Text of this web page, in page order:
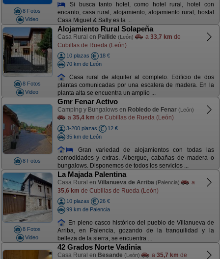
8 Fotos
Video
Si busca tanto hotel, como hotel rural, hotel con
encanto, casa rural, alojamiento, alojamiento rural, hostal
Casa Miguel & Sally es la ...
8 Fotos
Video
Alojamiento Rural Solapeña
Casa Rural en Pallide (León) a 33,7 km de
Cubillas de Rueda (León)
10 plazas
18 €
70 km de León
Casa rural de alquiler al completo. Edificio de dos
plantas comunicadas por una escalera de madera. En la
planta alta se encuentra un amplio ...
8 Fotos
Gmr Fenar Activo
Camping y Bungalows en Robledo de Fenar (León)
a 35,4 km de Cubillas de Rueda (León)
3-200 plazas
12 €
35 km de León
Gran variedad de alojamientos con todas las
comodidades y extras. Albergue, cabañas de madera o
bungalows. Disponemos de todos los servicios ...
8 Fotos
Video
La Majada Palentina
Casa Rural en Villanueva de Arriba (Palencia)
a
35,6 km de Cubillas de Rueda (León)
10 plazas
26 €
99 km de Palencia
En pleno casco histórico del pueblo de Villanueva de
Arriba, en Palencia, gozando de la tranquilidad y la
belleza de la sierra, se encuentra ...
42 Grados Norte Vadinia
Casa Rural en Besande (León) a 35,7 km de